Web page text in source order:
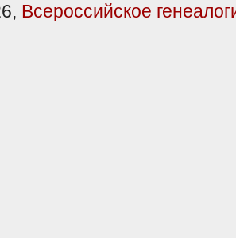
Всероссийское